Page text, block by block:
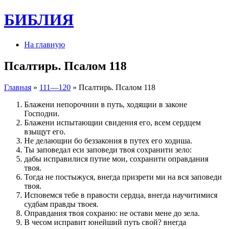
БИБЛИЯ
На главную
Псалтирь. Псалом 118
Главная » 111—120 » Псалтирь. Псалом 118
Блажени непорочнии в путь, ходящии в законе
Господни.
Блажени испытающии свидения его, всем сердцем
взыщут его.
Не делающии бо беззакония в путех его ходиша.
Ты заповедал еси заповеди твоя сохранити зело:
дабы исправилися путие мои, сохранити оправдания
твоя.
Тогда не постыжуся, внегда призрети ми на вся заповеди
твоя.
Исповемся тебе в правости сердца, внегда научитимися
судбам правды твоея.
Оправдания твоя сохраню: не остави мене до зела.
В чесом исправит юнейший путь свой? внегда